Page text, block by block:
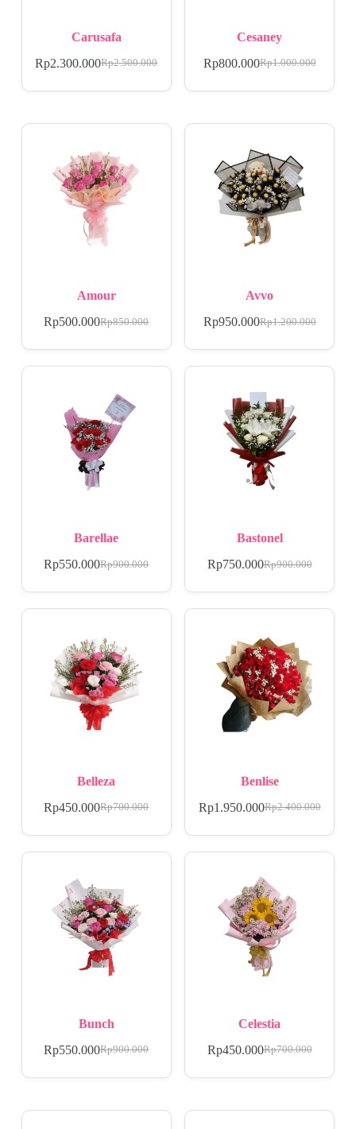
Carusafa
Rp2.500.000
Rp2.300.000
Cesaney
Rp1.000.000
Rp800.000
Amour
Rp850.000
Rp500.000
Avvo
Rp1.200.000
Rp950.000
Barellae
Rp900.000
Rp550.000
Bastonel
Rp900.000
Rp750.000
Belleza
Rp700.000
Rp450.000
Benlise
Rp2.400.000
Rp1.950.000
Bunch
Rp900.000
Rp550.000
Celestia
Rp700.000
Rp450.000